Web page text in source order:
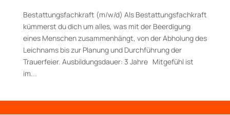
Bestattungsfachkraft (m/w/d) Als Bestattungsfachkraft
kümmerst du dich um alles, was mit der Beerdigung
eines Menschen zusammenhängt, von der Abholung des
Leichnams bis zur Planung und Durchführung der
Trauerfeier. Aus­bildungs­dauer: 3 Jahre Mitgefühl ist
im...